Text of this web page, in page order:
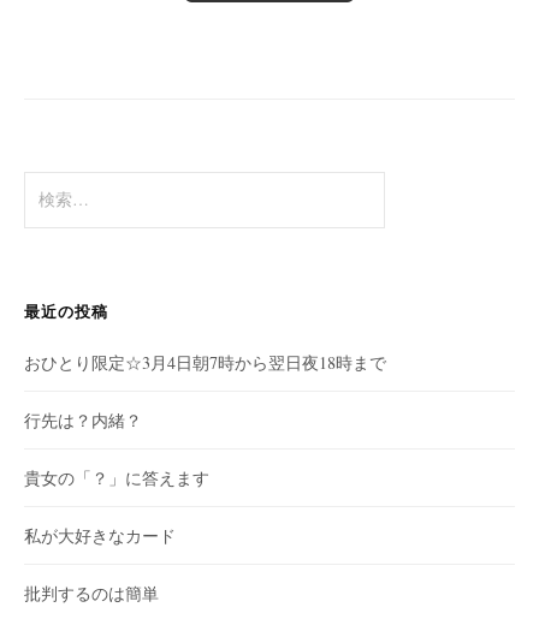
索:
最近の投稿
おひとり限定☆3月4日朝7時から翌日夜18時まで
行先は？内緒？
貴女の「？」に答えます
私が大好きなカード
批判するのは簡単